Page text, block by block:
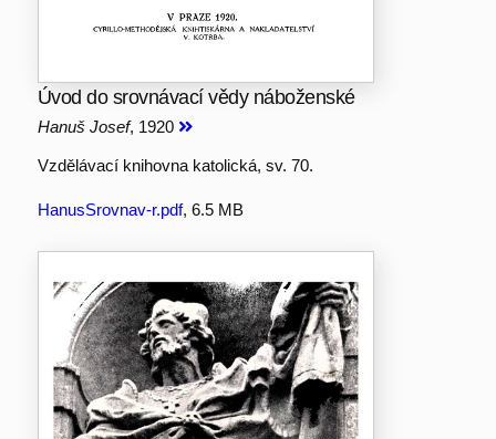
Úvod do srovnávací vědy náboženské
Hanuš Josef, 1920
Vzdělávací knihovna katolická, sv. 70.
HanusSrovnav-r.pdf, 6.5 MB